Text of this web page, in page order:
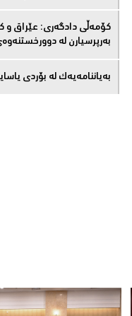
کۆمەڵى دادگەرى: عێراق و
بەرپرسیارن لە
بەیاننامەیەک لە بۆردی